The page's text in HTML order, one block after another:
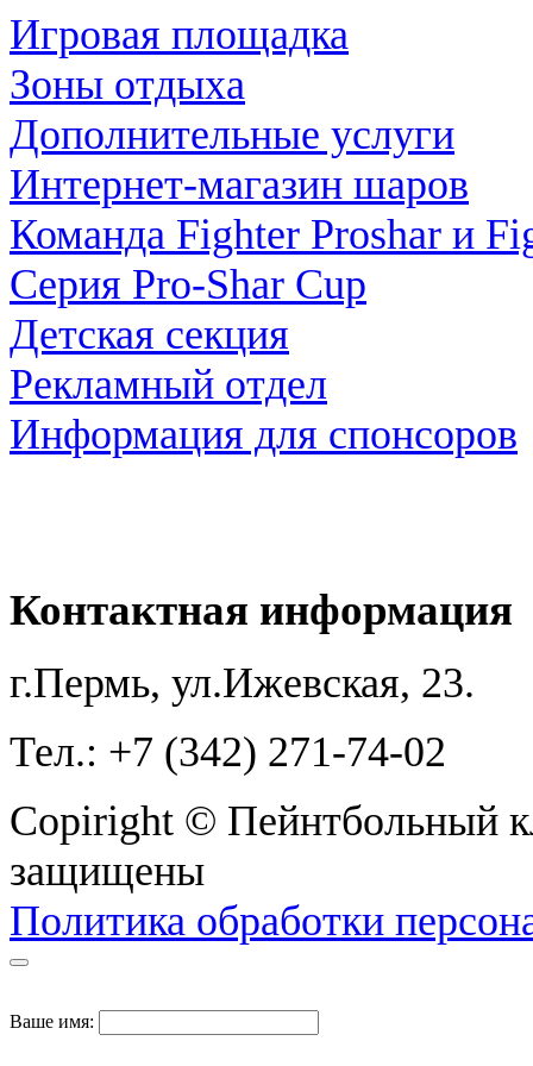
Игровая площадка
Зоны отдыха
Дополнительные услуги
Интернет-магазин шаров
Команда Fighter Proshar и
Серия Pro-Shar Cup
Детская секция
Рекламный отдел
Информация для спонсоров
Контактная информация
г.Пермь, ул.Ижевская, 23.
Тел.: +7 (342) 271-74-02
Copiright © Пейнтбольный
защищены
Политика обработки
Ваше имя: